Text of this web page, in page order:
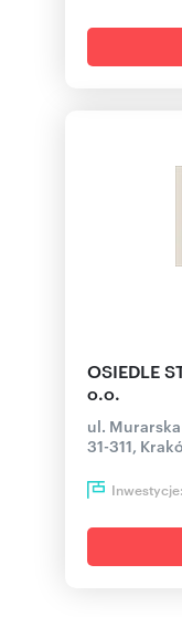
OSIEDLE
o.o.
ul.
31-311,
Inwestycje: